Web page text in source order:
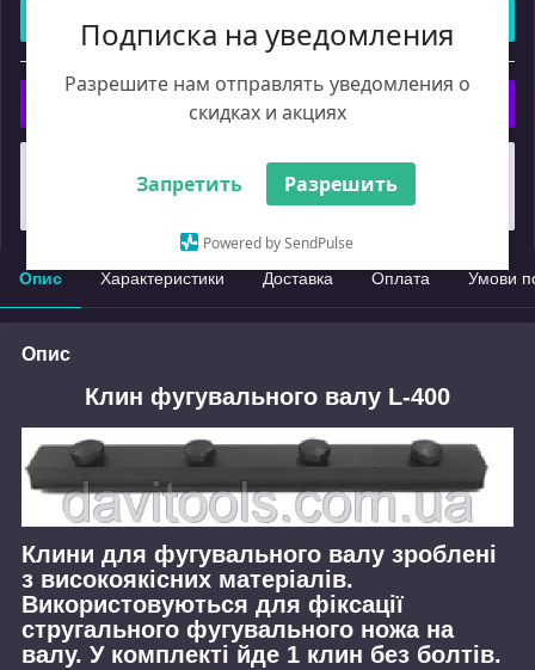
Подписка на уведомления
Разрешите нам отправлять уведомления о
скидках и акциях
Запретить Разрешить
Powered by SendPulse
Замовлення під захистом
Опис Характеристики Доставка Оплата Умови
Опис
Клин фугувального валу L-400
Клини для фугувального валу зроблені
з високоякісних матеріалів.
Використовуються для фіксації
стругального фугувального ножа на
валу. У комплекті йде 1 клин без болтів.